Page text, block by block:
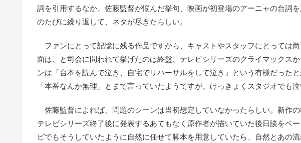
詞を引用するなか、佐藤監督が悩んだ挙句、映画が初登場のアーニャの台詞
のたびに繰り返して、ネタが尽きたらしい。
ファンにとって記憶に残る作品ですから、キャストやスタッフにとっては
面は、と司会に問われて挙げたのは終盤、テレビシリーズのクライマックス
ンは「台本を読んで泣き、自宅でリハーサルをして泣き」という有様だった
「本番なんか無理」とまで言っていたようですが、けっきょくスタジオでも
佐藤監督によれば、問題のシーンは当初想定していなかったらしい。新作
テレビシリーズ終了後に発表するあてもなく原作者が描いていた後日談をベ
ビでもそうしていたように自然に任せて脚本を用意していたら、自然とあの